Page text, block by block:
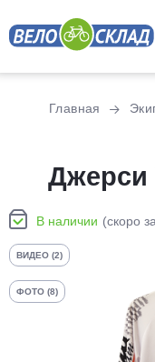
Главная
Джерси
В наличии (скоро
ВИДЕО (2)
ФОТО (8)
оплату
без
График